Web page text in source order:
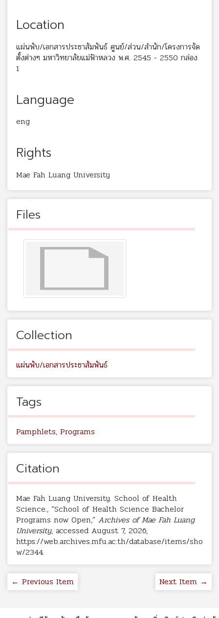
Location
แผ่นพับ/เอกสารประชาสัมพันธ์ ศูนย์/ส่วน/สำนัก/โครงการจัด
ตั้งต่างๆ มหาวิทยาลัยแม่ฟ้าหลวง พ.ศ. 2545 - 2550 กล่อง
1
Language
eng
Rights
Mae Fah Luang University
Files
Collection
แผ่นพับ/เอกสารประชาสัมพันธ์
Tags
Pamphlets, Programs
Citation
Mae Fah Luang University. School of Health
Science., “School of Health Science Bachelor
Programs now Open,” Archives of Mae Fah Luang
University, accessed August 7, 2026,
https://web.archives.mfu.ac.th/database/items/sho
w/2344.
← Previous Item Next Item →